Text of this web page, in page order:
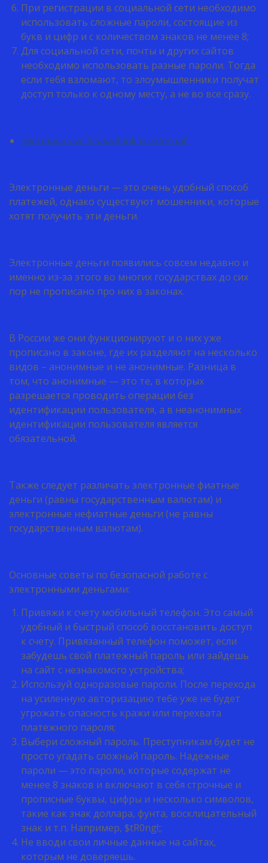
При регистрации в социальной сети необходимо
использовать сложные пароли, состоящие из
букв и цифр и с количеством знаков не менее 8;
Для социальной сети, почты и других сайтов
необходимо использовать разные пароли. Тогда
если тебя взломают, то злоумышленники получат
доступ только к одному месту, а не во все сразу.
Электронные деньги(link is external)
Электронные деньги — это очень удобный способ
платежей, однако существуют мошенники, которые
хотят получить эти деньги.
Электронные деньги появились совсем недавно и
именно из-за этого во многих государствах до сих
пор не прописано про них в законах.
В России же они функционируют и о них уже
прописано в законе, где их разделяют на несколько
видов – анонимные и не анонимные. Разница в
том, что анонимные — это те, в которых
разрешается проводить операции без
идентификации пользователя, а в неанонимных
идентификации пользователя является
обязательной.
Также следует различать электронные фиатные
деньги (равны государственным валютам) и
электронные нефиатные деньги (не равны
государственным валютам).
Основные советы по безопасной работе с
электронными деньгами:
Привяжи к счету мобильный телефон. Это самый
удобный и быстрый способ восстановить доступ
к счету. Привязанный телефон поможет, если
забудешь свой платежный пароль или зайдешь
на сайт с незнакомого устройства;
Используй одноразовые пароли. После перехода
на усиленную авторизацию тебе уже не будет
угрожать опасность кражи или перехвата
платежного пароля;
Выбери сложный пароль. Преступникам будет не
просто угадать сложный пароль. Надежные
пароли — это пароли, которые содержат не
менее 8 знаков и включают в себя строчные и
прописные буквы, цифры и несколько символов,
такие как знак доллара, фунта, восклицательный
знак и т.п. Например, $tR0ng!;;
Не вводи свои личные данные на сайтах,
которым не доверяешь.